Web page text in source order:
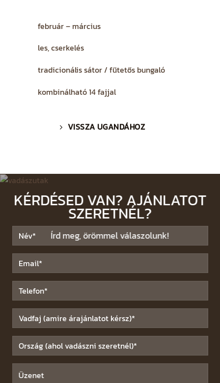
február – március
les, cserkelés
tradicionális sátor / fűtetős bungaló
kombinálható 14 fajjal
VISSZA UGANDÁHOZ
KÉRDÉSED VAN? AJÁNLATOT
SZERETNÉL?
Írd meg, örömmel válaszolunk!